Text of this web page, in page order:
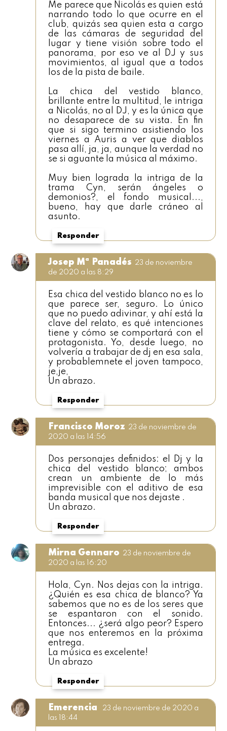
Me parece que Nicolás es quien está
narrando todo lo que ocurre en el
club, quizás sea quien esta a cargo
de las cámaras de seguridad del
lugar y tiene visión sobre todo el
panorama, por eso ve al DJ y sus
movimientos, al igual que a todos
los de la pista de baile.
La chica del vestido blanco,
brillante entre la multitud, le intriga
a Nicolás, no al DJ, y es la única que
no desaparece de su vista. En fin
que si sigo termino asistiendo los
viernes a Auris a ver que diablos
pasa allí, ja, ja, aunque la verdad no
se si aguante la música al máximo.
Muy bien lograda la intriga de la
trama Cyn, serán ángeles o
demonios?, el fondo musical...,
bueno, hay que darle cráneo al
asunto.
Responder
Josep Mª Panadés 23 de noviembre
de 2020 a las 8:29
Esa chica del vestido blanco no es lo
que parece ser, seguro. Lo único
que no puedo adivinar, y ahí está la
clave del relato, es qué intenciones
tiene y cómo se comportará con el
protagonista. Yo, desde luego, no
volvería a trabajar de dj en esa sala,
y probablemnete el joven tampoco,
je,je,
Un abrazo.
Responder
Francisco Moroz 23 de noviembre de
2020 a las 14:56
Dos personajes definidos: el Dj y la
chica del vestido blanco; ambos
crean un ambiente de lo más
imprevisible con el aditivo de esa
banda musical que nos dejaste .
Un abrazo.
Responder
Mirna Gennaro 23 de noviembre de
2020 a las 16:20
Hola, Cyn. Nos dejas con la intriga.
¿Quién es esa chica de blanco? Ya
sabemos que no es de los seres que
se espantaron con el sonido.
Entonces... ¿será algo peor? Espero
que nos enteremos en la próxima
entrega.
La música es excelente!
Un abrazo
Responder
Emerencia
23 de noviembre de 2020 a
las 18:44